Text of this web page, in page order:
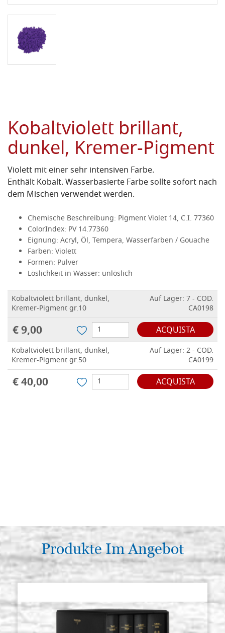
Kobaltviolett brillant,
dunkel, Kremer-Pigment
Violett mit einer sehr intensiven Farbe.
Enthält Kobalt. Wasserbasierte Farbe sollte sofort nach
dem Mischen verwendet werden.
Chemische Beschreibung: Pigment Violet 14, C.I. 77360
ColorIndex: PV 14.77360
Eignung: Acryl, Öl, Tempera, Wasserfarben / Gouache
Farben: Violett
Formen: Pulver
Löslichkeit in Wasser: unlöslich
Kobaltviolett brillant, dunkel,
Kremer-Pigment gr.10
Auf Lager: 7 - COD.
CA0198
€ 9,00 ACQUISTA
Kobaltviolett brillant, dunkel,
Kremer-Pigment gr.50
Auf Lager: 2 - COD.
CA0199
€ 40,00 ACQUISTA
Produkte Im Angebot